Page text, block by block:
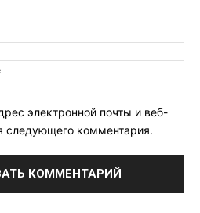
электронной почты и веб-
следующего комментария.